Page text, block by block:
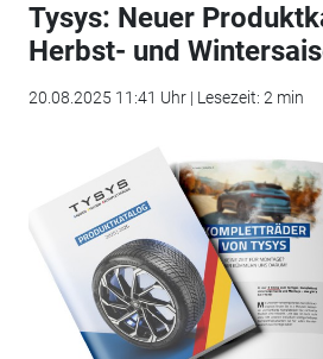
Tysys: Neuer
Herbst- und
20.08.2025 11:41 Uhr | Lesezeit: 2 min